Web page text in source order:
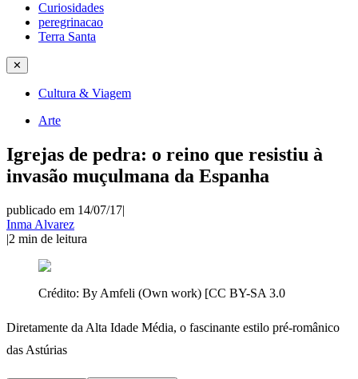
Curiosidades
peregrinacao
Terra Santa
✕
Cultura & Viagem
Arte
Igrejas de pedra: o reino que resistiu à
invasão muçulmana da Espanha
publicado em 14/07/17|
Inma Alvarez
|2 min de leitura
Crédito: By Amfeli (Own work) [CC BY-SA 3.0
Diretamente da Alta Idade Média, o fascinante estilo pré-românico
das Astúrias